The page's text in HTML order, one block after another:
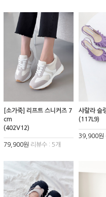
[소가죽] 리프트 스니커즈 7
cm
(402V12)
79,900원 리뷰수 : 5개
샤랄라 슬
(117L9)
39,900원